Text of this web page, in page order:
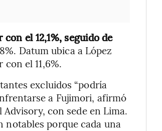
el 12,1%, seguido de
Datum ubica a López
el 11,6%.
excluidos “podría
a Fujimori, afirmó
con sede en Lima.
porque cada una